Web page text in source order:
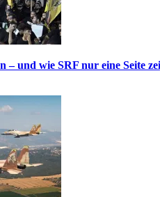
– und wie SRF nur eine Seite